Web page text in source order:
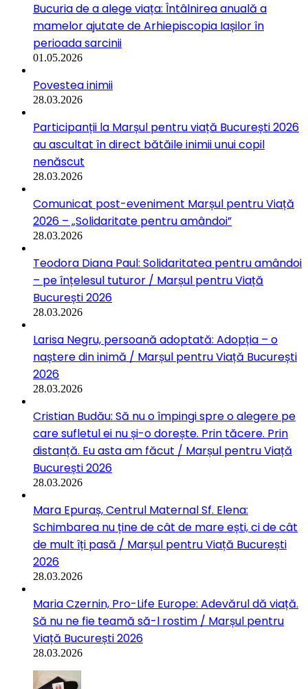
Bucuria de a alege viața: Întâlnirea anuală a
mamelor ajutate de Arhiepiscopia Iașilor în
perioada sarcinii
01.05.2026
Povestea inimii
28.03.2026
Participanții la Marșul pentru viață București 2026
au ascultat în direct bătăile inimii unui copil
nenăscut
28.03.2026
Comunicat post-eveniment Marșul pentru Viață
2026 – „Solidaritate pentru amândoi”
28.03.2026
Teodora Diana Paul: Solidaritatea pentru amândoi
– pe înțelesul tuturor / Marșul pentru Viață
București 2026
28.03.2026
Larisa Negru, persoană adoptată: Adopția – o
naștere din inimă / Marșul pentru Viață București
2026
28.03.2026
Cristian Budău: Să nu o împingi spre o alegere pe
care sufletul ei nu și-o dorește. Prin tăcere. Prin
distanță. Eu asta am făcut / Marșul pentru Viață
București 2026
28.03.2026
Mara Epuraș, Centrul Maternal Sf. Elena:
Schimbarea nu ține de cât de mare ești, ci de cât
de mult îți pasă / Marșul pentru Viață București
2026
28.03.2026
Maria Czernin, Pro-Life Europe: Adevărul dă viață.
Să nu ne fie teamă să-l rostim / Marșul pentru
Viață București 2026
28.03.2026